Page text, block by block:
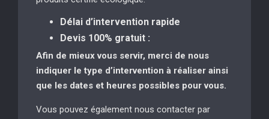
Délai d’intervention rapide
Devis 100% gratuit :
Afin de mieux vous servir, merci de nous
indiquer le type d’intervention à réaliser ainsi
que les dates et heures possibles pour vous.
Vous pouvez également nous contacter par